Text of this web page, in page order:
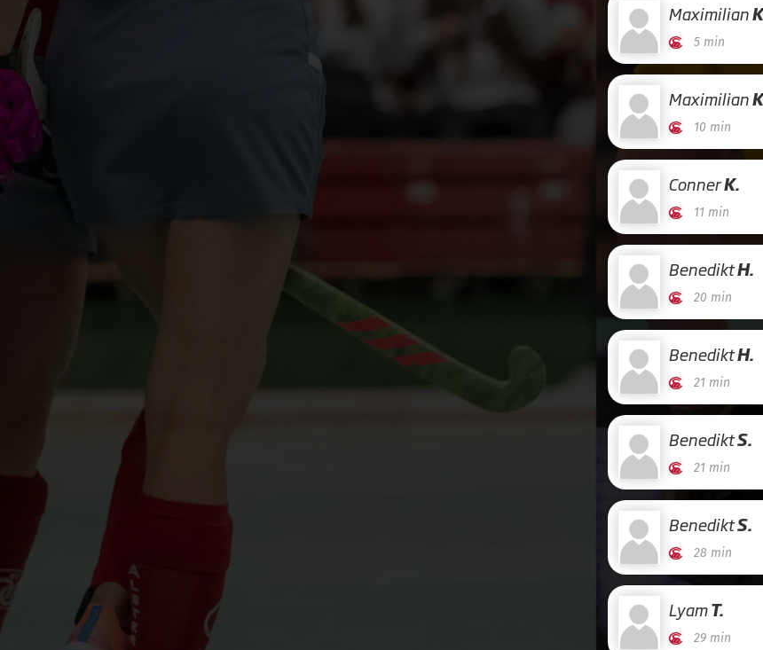
Maximilian
5 min
Maximilian
10 min
ConnerK.
11 min
BenediktH.
20 min
BenediktH.
21 min
BenediktS.
21 min
BenediktS.
28 min
LyamT.
29 min